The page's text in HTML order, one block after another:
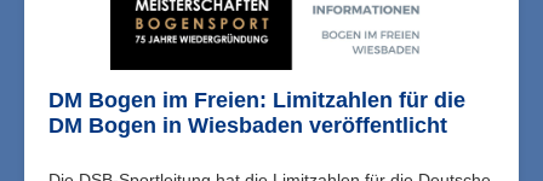
DM Bogen im Freien: Limitzahlen für die
DM Bogen in Wiesbaden veröffentlicht